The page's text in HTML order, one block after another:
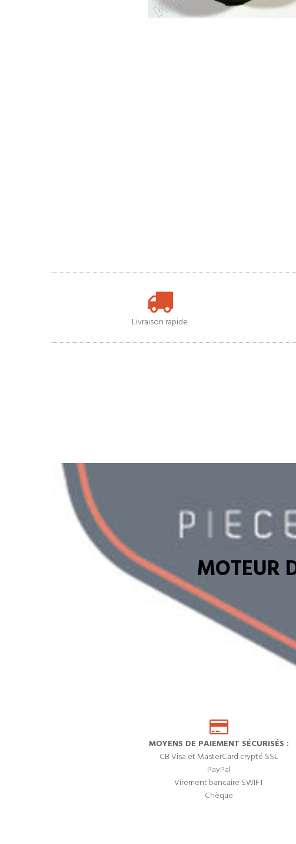
Livraison rapide
MOTEUR
MOYENS DE PAIEMENT SÉCURISÉS :
CB Visa et MasterCard crypté SSL
PayPal
Virement bancaire SWIFT
Chèque